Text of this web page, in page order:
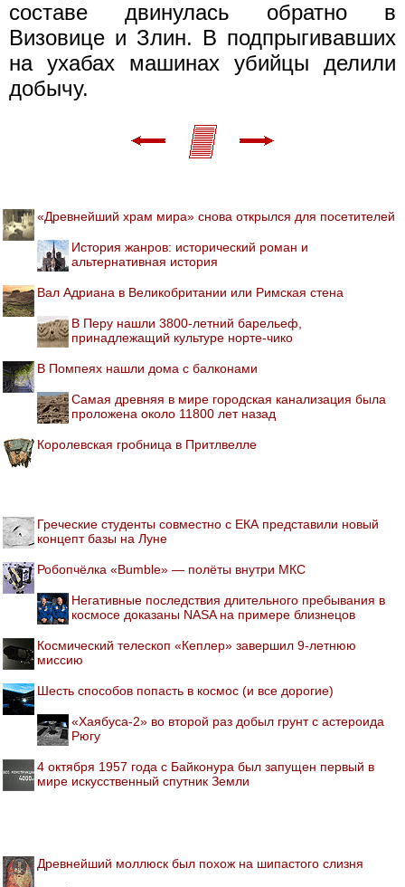
составе двинулась обратно в
Визовице и Злин. В подпрыгивавших
на ухабах машинах убийцы делили
добычу.
«Древнейший храм мира» снова открылся для посетителей
История жанров: исторический роман и
альтернативная история
Вал Адриана в Великобритании или Римская стена
В Перу нашли 3800-летний барельеф,
принадлежащий культуре норте-чико
В Помпеях нашли дома с балконами
Самая древняя в мире городская канализация была
проложена около 11800 лет назад
Королевская гробница в Притлвелле
Греческие студенты совместно с ЕКА представили новый
концепт базы на Луне
Робопчёлка «Bumble» — полёты внутри МКС
Негативные последствия длительного пребывания в
космосе доказаны NASA на примере близнецов
Космический телескоп «Кеплер» завершил 9-летнюю
миссию
Шесть способов попасть в космос (и все дорогие)
«Хаябуса-2» во второй раз добыл грунт с астероида
Рюгу
4 октября 1957 года с Байконура был запущен первый в
мире искусственный спутник Земли
Древнейший моллюск был похож на шипастого слизня